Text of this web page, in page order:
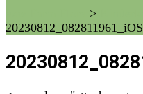
>
20230812_082811961_iOS